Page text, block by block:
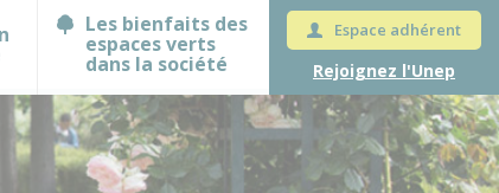
Les bienfaits des
espaces verts
dans la société
Espace adhérent
Rejoignez l'Unep